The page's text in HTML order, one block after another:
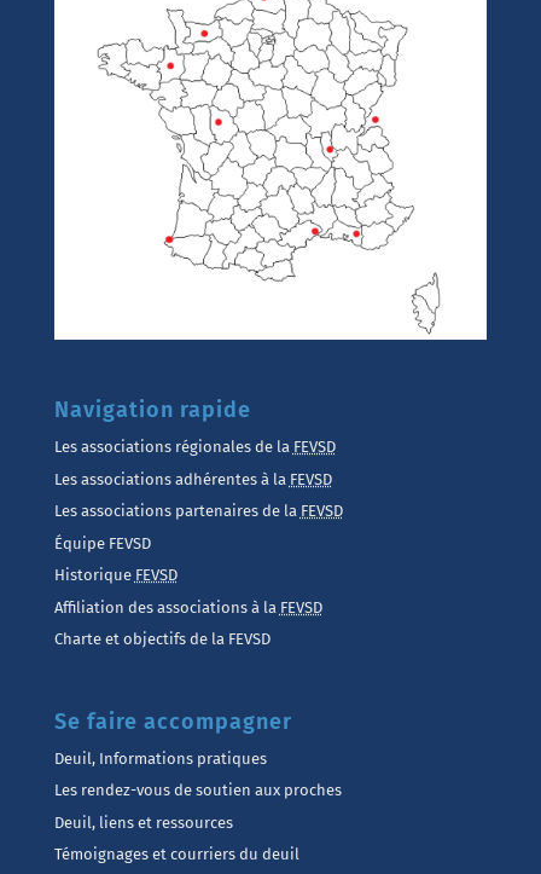
Navigation rapide
Les associations régionales de la FEVSD
Les associations adhérentes à la FEVSD
Les associations partenaires de la FEVSD
Équipe FEVSD
Historique FEVSD
Affiliation des associations à la FEVSD
Charte et objectifs de la FEVSD
Se faire accompagner
Deuil, Informations pratiques
Les rendez-vous de soutien aux proches
Deuil, liens et ressources
Témoignages et courriers du deuil